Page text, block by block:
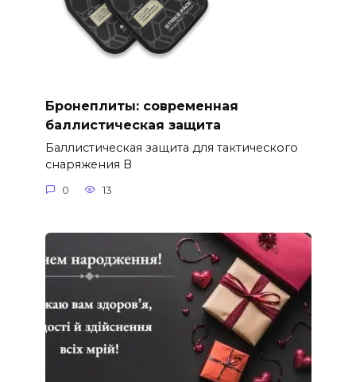
Бронеплиты: современная
баллистическая защита
Баллистическая защита для тактического
снаряжения В
0 13